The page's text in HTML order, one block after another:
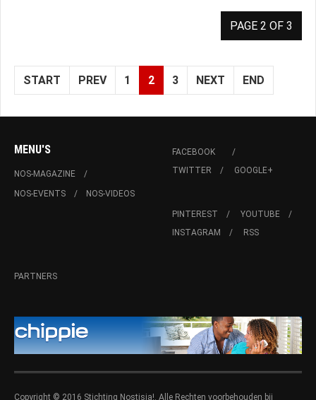
PAGE 2 OF 3
START PREV 1 2 3 NEXT END
MENU'S
NOS-MAGAZINE
NOS-EVENTS
NOS-VIDEOS
FACEBOOK
TWITTER
GOOGLE+
PINTEREST
YOUTUBE
INSTAGRAM
RSS
PARTNERS
Copyright © 2016 Stichting Nostisia!. Alle Rechten voorbehouden bij